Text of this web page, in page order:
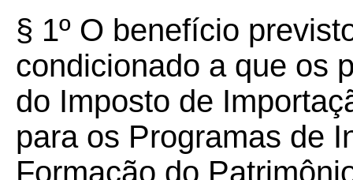
§ 1º O benefício
condicionado a que os
do Imposto de
para os Programas de
Formação do